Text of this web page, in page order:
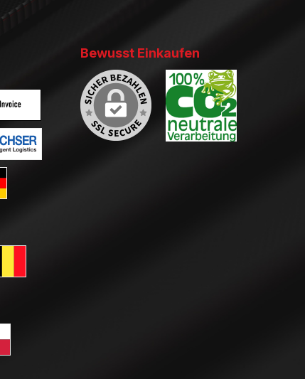
Bild 2 Bild 3
Versand
Schweiz
Versand Niederlande
GLS Versand Belgien
Frankreich
Versand Italien
Bild 2 Bild 3
Bewusst Einkaufen